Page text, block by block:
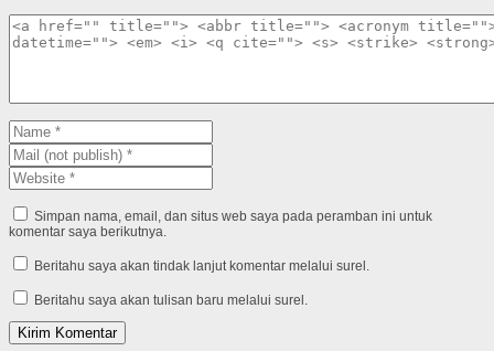
Simpan nama, email, dan situs web saya pada peramban ini untuk
komentar saya berikutnya.
Beritahu saya akan tindak lanjut komentar melalui surel.
Beritahu saya akan tulisan baru melalui surel.